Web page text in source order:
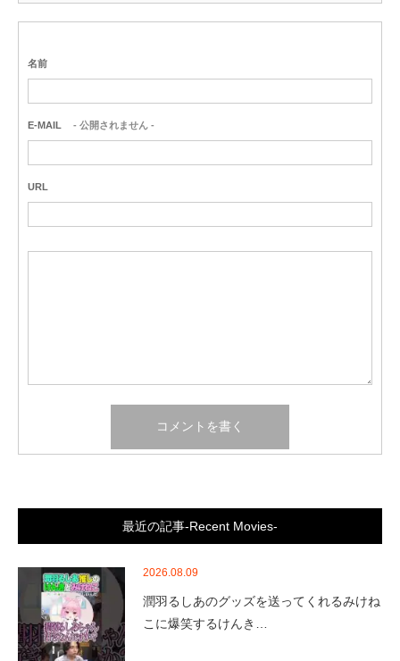
名前
E-MAIL - 公開されません -
URL
最近の記事-Recent Movies-
2026.08.09
潤羽るしあのグッズを送ってくれるみけね
こに爆笑するけんき…